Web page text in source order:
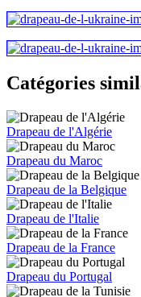
Catégories
Drapeau de l'Algérie
Drapeau du Maroc
Drapeau de la Belgique
Drapeau de l'Italie
Drapeau de la France
Drapeau du Portugal